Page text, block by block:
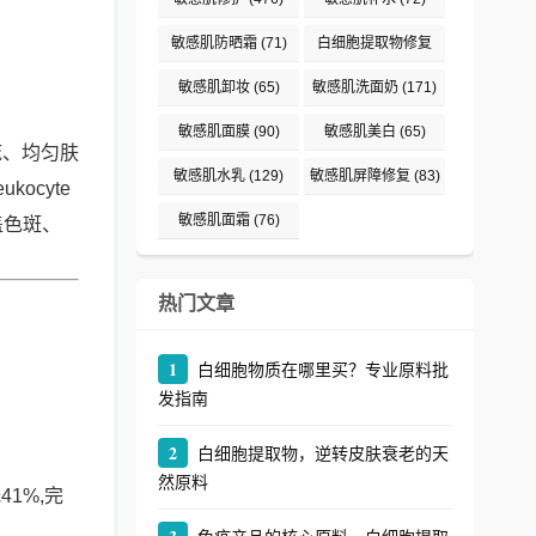
均匀肤
斑、
完
敏感肌防晒霜(71) 白细胞提取物修复
(242)
敏感肌卸妆(65) 敏感肌洗面奶 (171)
敏感肌面膜(90) 敏感肌美白 (65)
敏感肌水乳 (129) 敏感肌屏障修复 (83)
敏感肌面霜(76)
热门文章
1
白细胞物质在哪里买？专业原料批
发指南
2
白细胞提取物，逆转皮肤衰老的天
然原料